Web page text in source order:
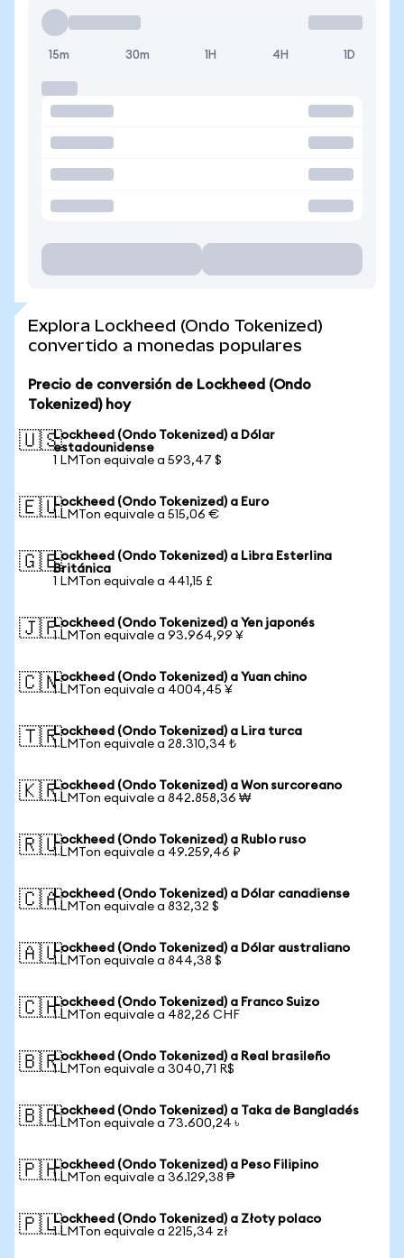
15m 30m 1H 4H 1D
Explora Lockheed (Ondo Tokenized)
convertido a monedas populares
Precio de conversión de Lockheed (Ondo
Tokenized) hoy
🇺🇸Lockheed (Ondo Tokenized) a Dólar
estadounidense
1 LMTon equivale a 593,47 $
🇪🇺Lockheed (Ondo Tokenized) a Euro
1 LMTon equivale a 515,06 €
🇬🇧Lockheed (Ondo Tokenized) a Libra Esterlina
Británica
1 LMTon equivale a 441,15 £
🇯🇵Lockheed (Ondo Tokenized) a Yen japonés
1 LMTon equivale a 93.964,99 ¥
🇨🇳Lockheed (Ondo Tokenized) a Yuan chino
1 LMTon equivale a 4004,45 ¥
🇹🇷Lockheed (Ondo Tokenized) a Lira turca
1 LMTon equivale a 28.310,34 ₺
🇰🇷Lockheed (Ondo Tokenized) a Won surcoreano
1 LMTon equivale a 842.858,36 ₩
🇷🇺Lockheed (Ondo Tokenized) a Rublo ruso
1 LMTon equivale a 49.259,46 ₽
🇨🇦Lockheed (Ondo Tokenized) a Dólar canadiense
1 LMTon equivale a 832,32 $
🇦🇺Lockheed (Ondo Tokenized) a Dólar australiano
1 LMTon equivale a 844,38 $
🇨🇭Lockheed (Ondo Tokenized) a Franco Suizo
1 LMTon equivale a 482,26 CHF
🇧🇷Lockheed (Ondo Tokenized) a Real brasileño
1 LMTon equivale a 3040,71 R$
🇧🇩Lockheed (Ondo Tokenized) a Taka de Bangladés
1 LMTon equivale a 73.600,24 ৳
🇵🇭Lockheed (Ondo Tokenized) a Peso Filipino
1 LMTon equivale a 36.129,38 ₱
🇵🇱Lockheed (Ondo Tokenized) a Złoty polaco
1 LMTon equivale a 2215,34 zł